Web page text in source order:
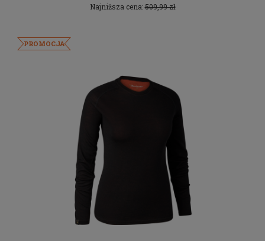
Najniższa cena:509,99 zł
PROMOCJA